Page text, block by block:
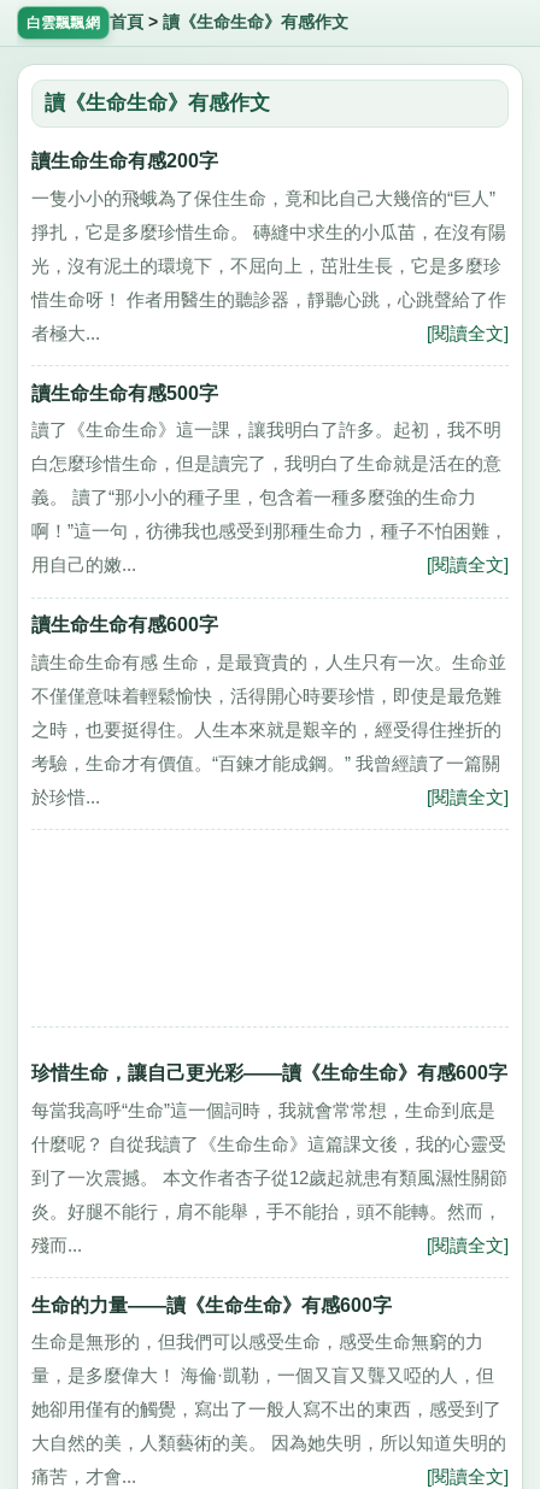
白雲飄飄網 首頁 > 讀《生命生命》有感作文
讀《生命生命》有感作文
讀生命生命有感200字
一隻小小的飛蛾為了保住生命，竟和比自己大幾倍的“巨人”
掙扎，它是多麼珍惜生命。 磚縫中求生的小瓜苗，在沒有陽
光，沒有泥土的環境下，不屈向上，茁壯生長，它是多麼珍
惜生命呀！ 作者用醫生的聽診器，靜聽心跳，心跳聲給了作
者極大...
[閱讀全文]
讀生命生命有感500字
讀了《生命生命》這一課，讓我明白了許多。起初，我不明
白怎麼珍惜生命，但是讀完了，我明白了生命就是活在的意
義。 讀了“那小小的種子里，包含着一種多麼強的生命力
啊！”這一句，彷彿我也感受到那種生命力，種子不怕困難，
用自己的嫩...
[閱讀全文]
讀生命生命有感600字
讀生命生命有感 生命，是最寶貴的，人生只有一次。生命並
不僅僅意味着輕鬆愉快，活得開心時要珍惜，即使是最危難
之時，也要挺得住。人生本來就是艱辛的，經受得住挫折的
考驗，生命才有價值。“百鍊才能成鋼。” 我曾經讀了一篇關
於珍惜...
[閱讀全文]
珍惜生命，讓自己更光彩——讀《生命生命》有感600字
每當我高呼“生命”這一個詞時，我就會常常想，生命到底是
什麼呢？ 自從我讀了《生命生命》這篇課文後，我的心靈受
到了一次震撼。 本文作者杏子從12歲起就患有類風濕性關節
炎。好腿不能行，肩不能舉，手不能抬，頭不能轉。然而，
殘而...
[閱讀全文]
生命的力量——讀《生命生命》有感600字
生命是無形的，但我們可以感受生命，感受生命無窮的力
量，是多麼偉大！ 海倫·凱勒，一個又盲又聾又啞的人，但
她卻用僅有的觸覺，寫出了一般人寫不出的東西，感受到了
大自然的美，人類藝術的美。 因為她失明，所以知道失明的
痛苦，才會...
[閱讀全文]